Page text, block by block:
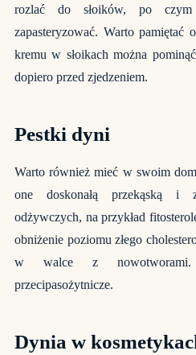
rozlać do słoików, po
zapasteryzować. Warto pamiętać
kremu w słoikach można
dopiero przed zjedzeniem.
Pestki dyni
Warto również mieć w swoim
one doskonałą przekąską i
odżywczych, na przykład
obniżenie poziomu złego
w walce z nowotworami.
przecipasożytnicze.
Dynia w